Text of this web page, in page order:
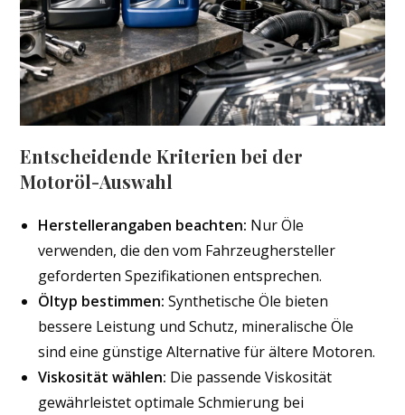
Entscheidende Kriterien bei der
Motoröl-Auswahl
Herstellerangaben beachten: Nur Öle
verwenden, die den vom Fahrzeughersteller
geforderten Spezifikationen entsprechen.
Öltyp bestimmen: Synthetische Öle bieten
bessere Leistung und Schutz, mineralische Öle
sind eine günstige Alternative für ältere Motoren.
Viskosität wählen: Die passende Viskosität
gewährleistet optimale Schmierung bei